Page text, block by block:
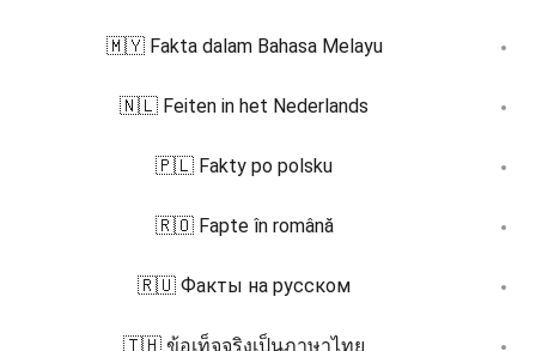
🇲🇾 Fakta dalam Bahasa Melayu
🇳🇱 Feiten in het Nederlands
🇵🇱 Fakty po polsku
🇷🇴 Fapte în română
🇷🇺 Факты на русском
🇹🇭 ข้อเท็จจริงเป็นภาษาไทย